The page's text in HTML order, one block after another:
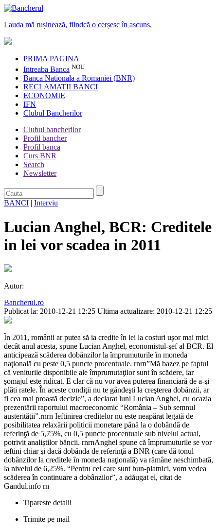
Lauda mă rușinează, fiindcă o cerșesc în ascuns.
PRIMA PAGINA
Intreaba Banca NOU
Banca Nationala a Romaniei (BNR)
RECLAMATII BANCI
ECONOMIE
IFN
Clubul Bancherilor
Clubul bancherilor
Profil bancher
Profil banca
Curs BNR
Search
Newsletter
BANCI | Interviu
Lucian Anghel, BCR: Creditele
in lei vor scadea in 2011
Autor:
Bancherul.ro
Publicat la: 2010-12-21 12:25 Ultima actualizare: 2010-12-21 12:25
În 2011, românii ar putea să ia credite în lei la costuri uşor mai mici
decât anul acesta, spune Lucian Anghel, economistul-şef al BCR. El
anticipează scăderea dobânzilor la împrumuturile în moneda
naţională cu peste 0,5 puncte procentuale. rnrn”Mă bazez pe faptul
că veniturile disponibile ale împrumutaţilor sunt în scădere, iar
şomajul este ridicat. E clar că nu vor avea puterea financiară de a-şi
plăti ratele. În aceste condiţii nu te gândeşti la creşterea dobânzii, ar
fi cea mai proastă decizie”, a declarat luni Lucian Anghel, cu ocazia
prezentării raportului macroeconomic “România – Sub semnul
austerităţii”.rnrn Ieftinirea creditelor nu este neapărat legată de
posibilitatea relaxării politicii monetare până la o dobândă de
referinţă de 5,75%, cu 0,5 puncte procentuale sub nivelul actual,
potrivit analiştilor băncii. rnrnAnghel spune că împrumuturile se vor
ieftini chiar şi dacă dobânda de referinţă a BNR (care dă tonul
dobânzilor la creditele în moneda naţională) va rămâne neschimbată,
la nivelul de 6,25%. “Pentru cei care sunt bun-platnici, vom vedea
scăderea în continuare a dobânzilor”, a adăugat el, citat de
Gandul.info rn
Tipareste detalii
Trimite pe mail